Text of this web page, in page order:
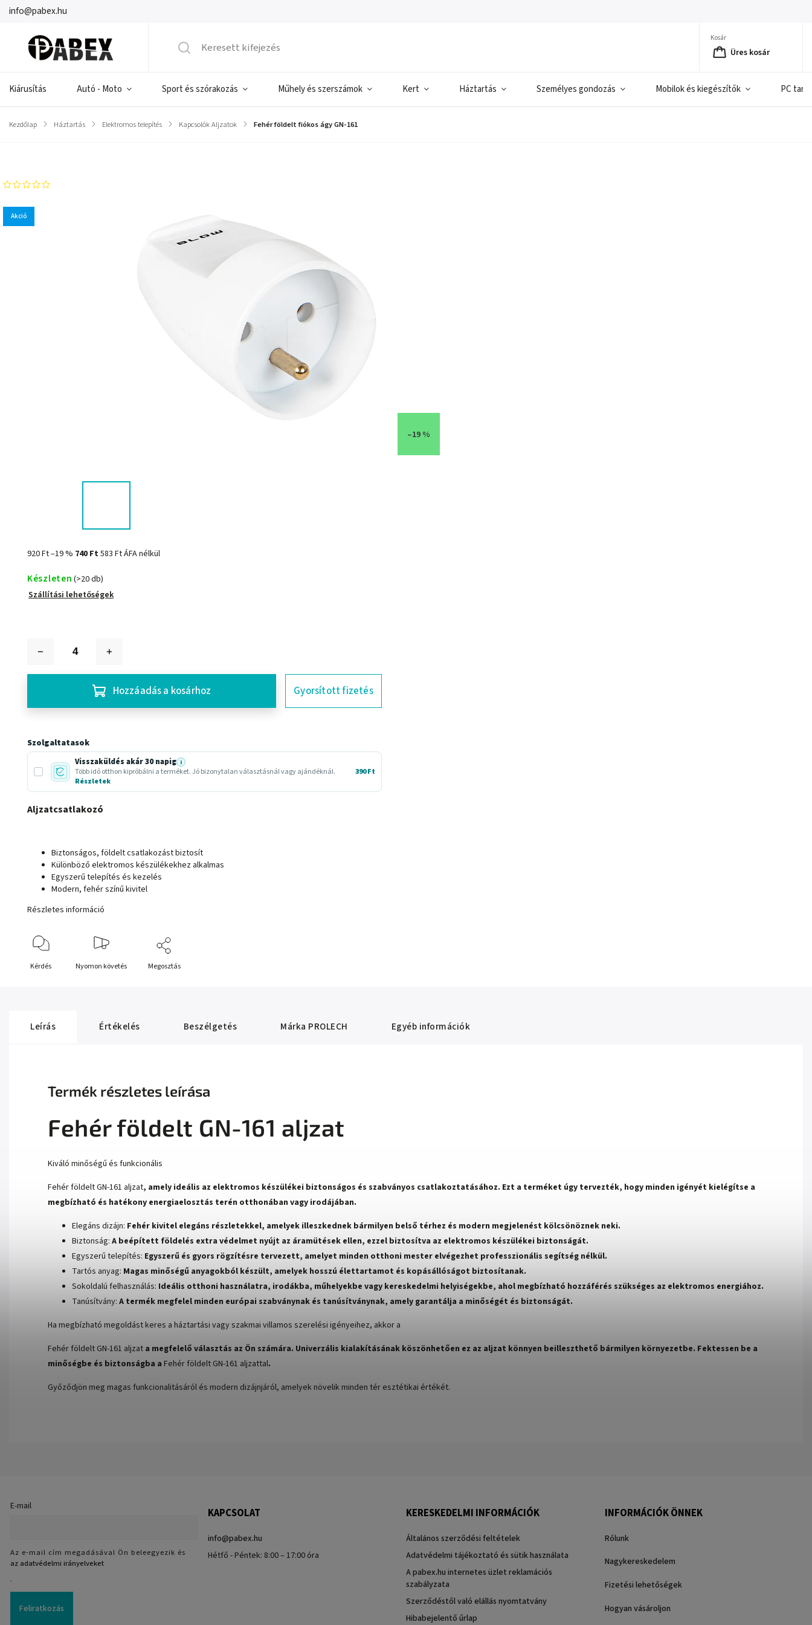
info@pabex.hu
Kosár
Üres kosár
Kiárusítás Autó - Moto Sport és szórakozás Műhely és szerszámok Kert Háztartás Személyes gondozás Mobilok és kiegészítők PC
Kezdőlap / Háztartás / Elektromos telepítés / Kapcsolók Aljzatok / Fehér földelt fiókos ágy GN-161
Akció
–19 %
920 Ft–19 % 740 Ft583 Ft ÁFA nélkül
Készleten (>20 db)
Szállítási lehetőségek
Hozzáadás a kosárhoz Gyorsított fizetés
Szolgaltatasok
Visszaküldés akár 30 napig i
Több idő otthon kipróbálni a terméket. Jó bizonytalan választásnál vagy ajándéknál.
Részletek
390 Ft
Aljzatcsatlakozó
Biztonságos, földelt csatlakozást biztosít
Különböző elektromos készülékekhez alkalmas
Egyszerű telepítés és kezelés
Modern, fehér színű kivitel
Részletes információ
Kérdés Nyomon követés Megosztás
Leírás Értékelés Beszélgetés Márka PROLECH Egyéb információk
Termék részletes leírása
Fehér földelt GN-161 aljzat
Kiváló minőségű és funkcionális
Fehér földelt GN-161 aljzat, amely ideális az elektromos készülékei biztonságos és szabványos csatlakoztatásához. Ezt a terméket úgy tervezték, hogy minden igényét kielégítse a
megbízható és hatékony energiaelosztás terén otthonában vagy irodájában.
Elegáns dizájn: Fehér kivitel elegáns részletekkel, amelyek illeszkednek bármilyen belső térhez és modern megjelenést kölcsönöznek neki.
Biztonság: A beépített földelés extra védelmet nyújt az áramütések ellen, ezzel biztosítva az elektromos készülékei biztonságát.
Egyszerű telepítés: Egyszerű és gyors rögzítésre tervezett, amelyet minden otthoni mester elvégezhet professzionális segítség nélkül.
Tartós anyag: Magas minőségű anyagokból készült, amelyek hosszú élettartamot és kopásállóságot biztosítanak.
Sokoldalú felhasználás: Ideális otthoni használatra, irodákba, műhelyekbe vagy kereskedelmi helyiségekbe, ahol megbízható hozzáférés szükséges az elektromos energiához.
Tanúsítvány: A termék megfelel minden európai szabványnak és tanúsítványnak, amely garantálja a minőségét és biztonságát.
Ha megbízható megoldást keres a háztartási vagy szakmai villamos szerelési igényeihez, akkor a
Fehér földelt GN-161 aljzat a megfelelő választás az Ön számára. Univerzális kialakításának köszönhetően ez az aljzat könnyen beilleszthető bármilyen környezetbe. Fektessen be a
minőségbe és biztonságba a Fehér földelt GN-161 aljzattal.
Győződjön meg magas funkcionalitásáról és modern dizájnjáról, amelyek növelik minden tér esztétikai értékét.
E-mail
Az e-mail cím megadásával Ön beleegyezik és
az adatvédelmi irányelveket
.
Feliratkozás
KAPCSOLAT
info@pabex.hu
Hétfő - Péntek: 8:00 – 17:00 óra
KERESKEDELMI INFORMÁCIÓK
Általános szerződési feltételek
Adatvédelmi tájékoztató és sütik használata
A pabex.hu internetes üzlet reklamációs
szabályzata
Szerződéstől való elállás nyomtatvány
Hibabejelentő űrlap
INFORMÁCIÓK ÖNNEK
Rólunk
Nagykereskedelem
Fizetési lehetőségek
Hogyan vásároljon